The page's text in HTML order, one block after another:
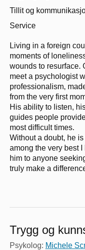
Tillit og
Service
Living in a foreign
moments of
wounds to resurface.
meet a psychologist
professionalism,
from the very first
His ability to listen,
guides people
most difficult times.
Without a doubt, he
among the very best
him to anyone
truly make a
Trygg og
Psykolog: Michele